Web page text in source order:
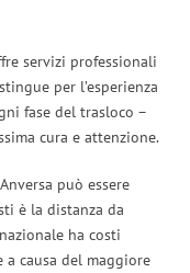
servizi professionali
per l’esperienza
fase del trasloco –
cura e attenzione.
può essere
è la distanza da
ha costi
causa del maggiore